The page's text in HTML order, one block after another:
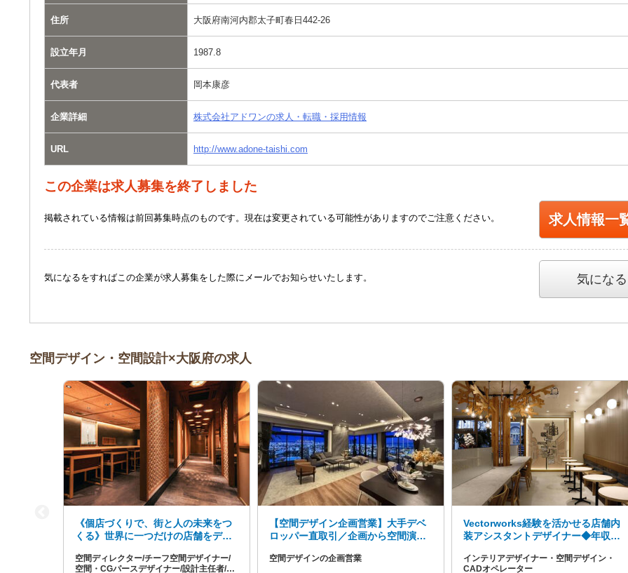
住所 大阪府南河内郡太子町春日442-26
設立年月 1987.8
代表者 岡本康彦
企業詳細 株式会社アドワンの求人・転職・採用情報
URL http://www.adone-taishi.com
この企業は求人募集を終了しました
掲載されている情報は前回募集時点のものです。現在は変更されている可能性がありますのでご注意ください。 求人情報一
気になるをすればこの企業が求人募集をした際にメールでお知らせいたします。 気になる
空間デザイン・空間設計×大阪府の求人
《個店づくりで、街と人の未来をつ
くる》世界に一つだけの店舗をデザ
空間ディレクター/チーフ空間デザイナー/
空間・CGパースデザイナー/設計主任者/設
【空間デザイン企画営業】大手デベ
ロッパー直取引／企画から空間演出
空間デザインの企画営業
Vectorworks経験を活かせる店舗内
装アシスタントデザイナー◆年収
インテリアデザイナー・空間デザイン・
CADオペレーター